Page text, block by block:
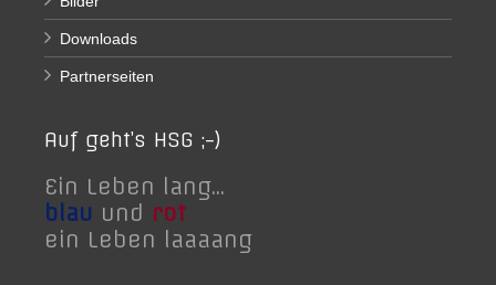
Downloads
Partnerseiten
Auf geht’s HSG ;-)
Ein Leben lang...
blau und rot
ein Leben laaaang